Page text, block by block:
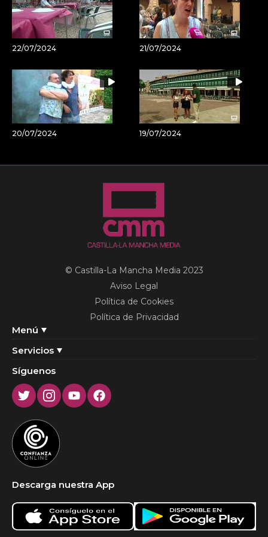
22/07/2024 21/07/2024
20/07/2024 19/07/2024
Menú
Servicios
© Castilla-La Mancha Media 2023
Aviso Legal
Política de Cookies
Política de Privacidad
Síguenos
TwitterInstagram
YoutubeFacebook
Descarga nuestra App